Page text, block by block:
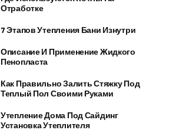
Отработке
7 Этапов Утепления Бани Изнутри
Описание И Применение Жидкого
Пенопласта
Как Правильно Залить Стяжку Под
Теплый Пол Своими Руками
Утепление Дома Под Сайдинг
Установка Утеплителя